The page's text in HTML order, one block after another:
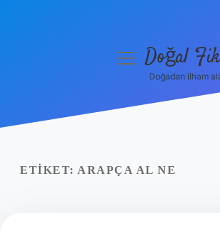
Yasal Uyarı
menüyüDoğal
Doğadan ilham
ETIKET: ARAPÇA AL NE